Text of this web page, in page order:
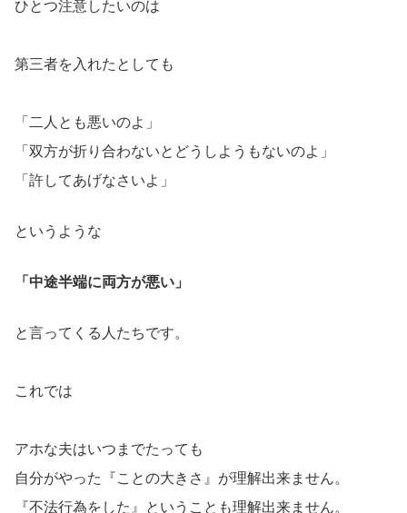
ひとつ注意したいのは
第三者を入れたとしても
「二人とも悪いのよ」
「双方が折り合わないとどうしようもないのよ」
「許してあげなさいよ」
というような
「中途半端に両方が悪い」
と言ってくる人たちです。
これでは
アホな夫はいつまでたっても
自分がやった『ことの大きさ』が理解出来ません。
『不法行為をした』ということも理解出来ません。